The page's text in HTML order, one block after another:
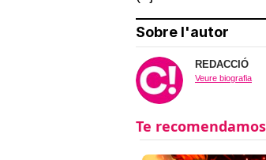
Sobre l'autor
REDACCIÓ
Veure biografia